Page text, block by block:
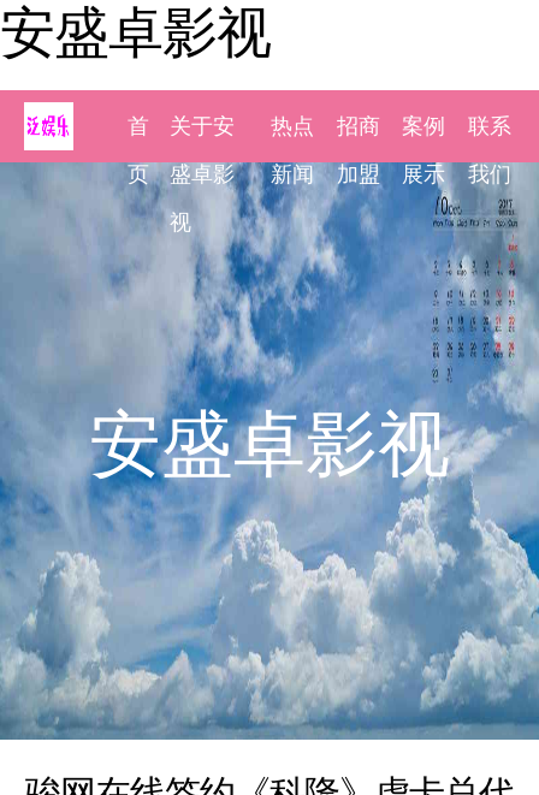
安盛卓影视
首
页
关于安
盛卓影
视
热点
新闻
招商
加盟
案例
展示
联系
我们
安盛卓影视